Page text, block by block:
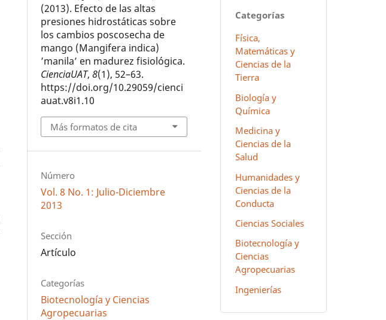
(2013). Efecto de las altas
presiones hidrostáticas sobre
los cambios poscosecha de
mango (Mangifera indica)
’manila’ en madurez fisiológica.
CienciaUAT,8(1), 52–63.
https://doi.org/10.29059/cienci
auat.v8i1.10
Más formatos de cita
Número
Vol. 8 No. 1: Julio-Diciembre
2013
Sección
Artículo
Categorías
Biotecnología y Ciencias
Agropecuarias
Categorías
Física,
Matemáticas y
Ciencias de la
Tierra
Biología y
Química
Medicina y
Ciencias de la
Salud
Humanidades y
Ciencias de la
Conducta
Ciencias Sociales
Biotecnología y
Ciencias
Agropecuarias
Ingenierías